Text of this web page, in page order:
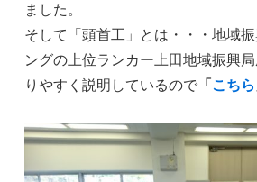
ました。
そして「頭首工」とは・・・地域
ングの上位ランカー上田地域振興
りやすく説明しているので 「こちら